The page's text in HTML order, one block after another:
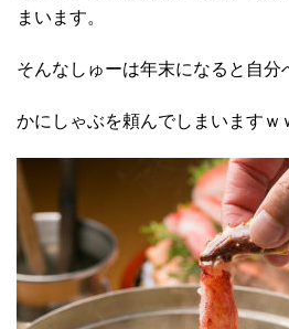
まいます。
そんなしゅーは年末になると自分
かにしゃぶを頼んでしまいますｗ